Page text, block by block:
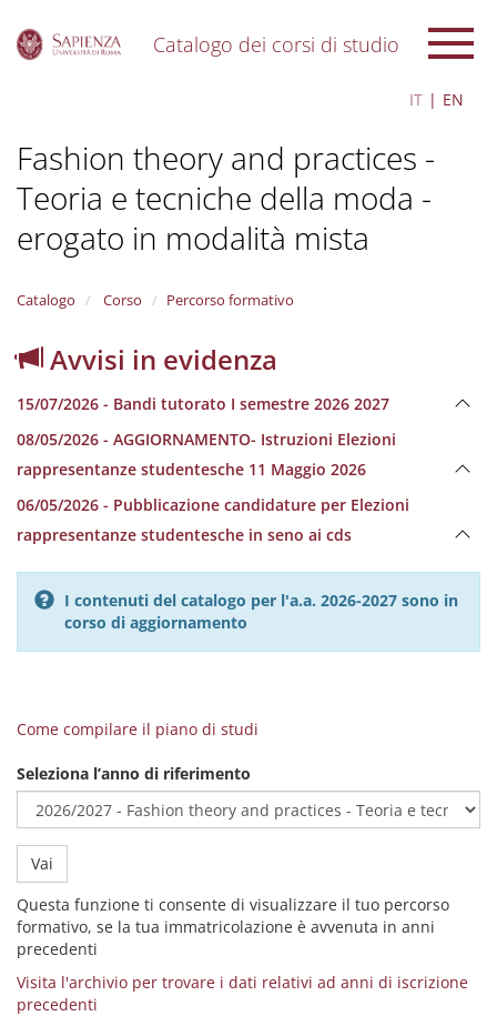
Catalogo dei corsi di studio
IT EN
Fashion theory and practices -
Teoria e tecniche della moda -
erogato in modalità mista
Catalogo Corso Percorso formativo
Avvisi in evidenza
15/07/2026 - Bandi tutorato I semestre 2026 2027
08/05/2026 - AGGIORNAMENTO- Istruzioni Elezioni
rappresentanze studentesche 11 Maggio 2026
06/05/2026 - Pubblicazione candidature per Elezioni
rappresentanze studentesche in seno ai cds
I contenuti del catalogo per l'a.a. 2026-2027 sono in
corso di aggiornamento
Come compilare il piano di studi
Seleziona l’anno di riferimento
Vai
Questa funzione ti consente di visualizzare il tuo percorso
formativo, se la tua immatricolazione è avvenuta in anni
precedenti
Visita l'archivio per trovare i dati relativi ad anni di iscrizione
precedenti